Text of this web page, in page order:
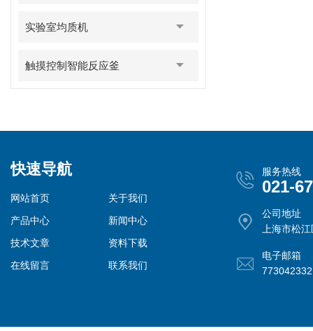
实验室均质机
触摸控制智能反应釜
快速导航
网站首页
关于我们
产品中心
新闻中心
技术文章
资料下载
在线留言
联系我们
服务热线
021-
公司地址
上海市松
电子邮箱